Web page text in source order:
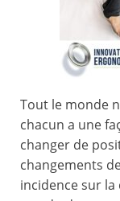
Tout le monde
chacun a une
changer de
changements
incidence sur